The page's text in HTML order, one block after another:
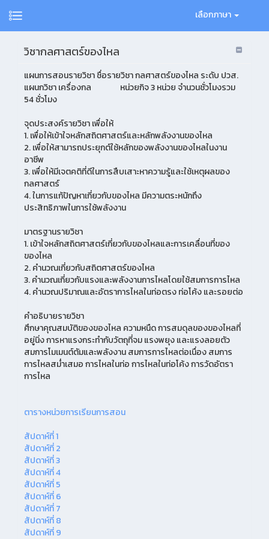
เลือกภาษา
วิชากลศาสตร์ของไหล
แผนการสอนรายวิชา ชื่อรายวิชา กลศาสตร์ของไหล ระดับ ปวส.
แผนกวิชา เครื่องกล หน่วยกิจ 3 หน่วย จำนวนชั่วโมงรวม
54 ชั่วโมง
จุดประสงค์รายวิชา เพื่อให้
1. เพื่อให้เข้าใจหลักสถิตศาสตร์และหลักพลังงานของไหล
2. เพื่อให้สามารถประยุกต์ใช้หลักของพลังงานของไหลในงาน
อาชีพ
3. เพื่อให้มีเจตคติที่ดีในการสืบเสาะหาความรู้และใช้เหตุผลของ
กลศาสตร์
4. ในการแก้ปัญหาเกี่ยวกับของไหล มีความตระหนักถึง
ประสิทธิภาพในการใช้พลังงาน
มาตรฐานรายวิชา
1. เข้าใจหลักสถิตศาสตร์เกี่ยวกับของไหลและการเคลื่อนที่ของ
ของไหล
2. คำนวณเกี่ยวกับสถิตศาสตร์ของไหล
3. คำนวณเกี่ยวกับแรงและพลังงานการไหลโดยใช้สมการการไหล
4. คำนวณปริมาณและอัตราการไหลในท่อตรง ท่อโค้ง และรอยต่อ
คำอธิบายรายวิชา
ศึกษาคุณสมบัติของของไหล ความหนืด การสมดุลของของไหลที่
อยู่นิ่ง การหาแรงกระทำกับวัตถุที่จม แรงพยุง และแรงลอยตัว
สมการโมเมนต์ตัมและพลังงาน สมการการไหลต่อเนื่อง สมการ
การไหลสม่ำเสมอ การไหลในท่อ การไหลในท่อโค้ง การวัดอัตรา
การไหล
ตารางหน่วยการเรียนการสอน
สัปดาห์ที่ 1
สัปดาห์ที่ 2
สัปดาห์ที่ 3
สัปดาห์ที่ 4
สัปดาห์ที่ 5
สัปดาห์ที่ 6
สัปดาห์ที่ 7
สัปดาห์ที่ 8
สัปดาห์ที่ 9